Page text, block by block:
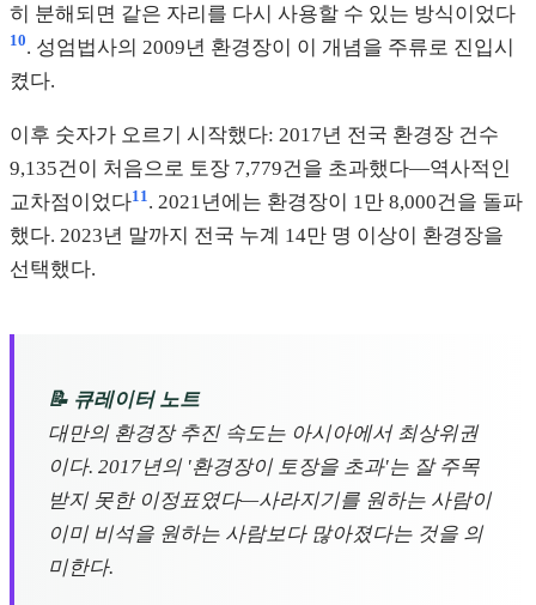
히 분해되면 같은 자리를 다시 사용할 수 있는 방식이었다
10. 성엄법사의 2009년 환경장이 이 개념을 주류로 진입시
켰다.
이후 숫자가 오르기 시작했다: 2017년 전국 환경장 건수
9,135건이 처음으로 토장 7,779건을 초과했다—역사적인
교차점이었다11 . 2021년에는 환경장이 1만 8,000건을 돌파
했다. 2023년 말까지 전국 누계 14만 명 이상이 환경장을
선택했다.
📝 큐레이터 노트
대만의 환경장 추진 속도는 아시아에서 최상위권
이다. 2017년의 '환경장이 토장을 초과'는 잘 주목
받지 못한 이정표였다—사라지기를 원하는 사람이
이미 비석을 원하는 사람보다 많아졌다는 것을 의
미한다.